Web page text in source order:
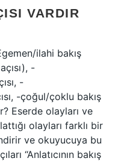
VARDIR
ilahi bakış
-
-
-çoğul/çoklu bakış
Eserde olayları ve
olayları farklı bir
ve okuyucuya bu
“Anlatıcının bakış